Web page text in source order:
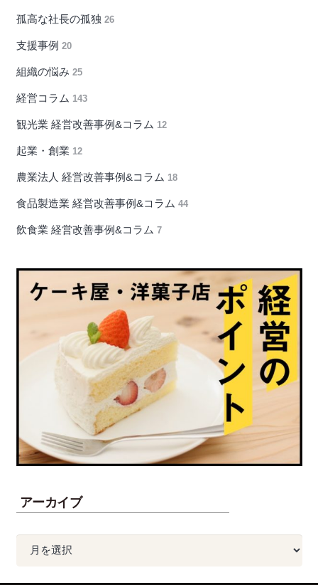
孤高な社長の孤独 26
支援事例 20
組織の悩み 25
経営コラム 143
観光業 経営改善事例&コラム 12
起業・創業 12
農業法人 経営改善事例&コラム 18
食品製造業 経営改善事例&コラム 44
飲食業 経営改善事例&コラム 7
アーカイブ